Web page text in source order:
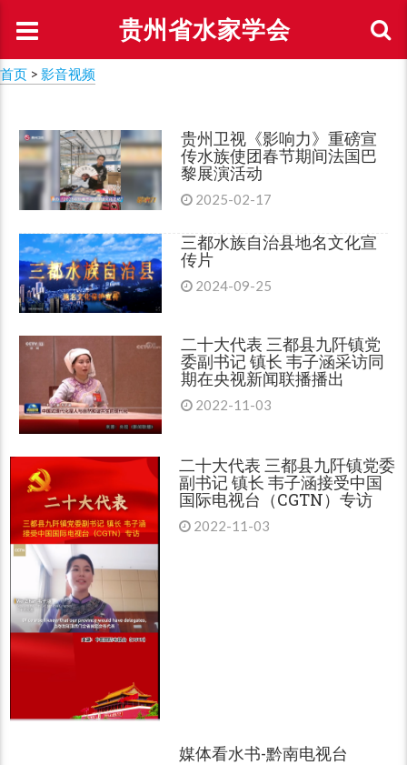
贵州省水家学会
首页 > 影音视频
贵州卫视《影响力》重磅宣
传水族使团春节期间法国巴
黎展演活动
2025-02-17
三都水族自治县地名文化宣
传片
2024-09-25
二十大代表 三都县九阡镇党
委副书记 镇长 韦子涵采访同
期在央视新闻联播播出
2022-11-03
二十大代表 三都县九阡镇党委
副书记 镇长 韦子涵接受中国
国际电视台（CGTN）专访
2022-11-03
媒体看水书-黔南电视台